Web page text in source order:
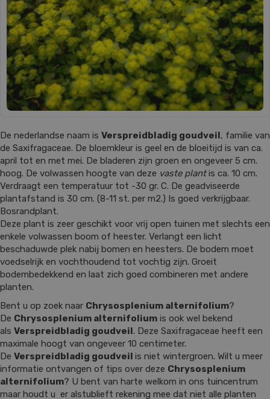
De nederlandse naam is Verspreidbladig goudveil, familie van
de Saxifragaceae. De bloemkleur is geel en de bloeitijd is van ca.
april tot en met mei. De bladeren zijn groen en ongeveer 5 cm.
hoog. De volwassen hoogte van deze vaste plantis ca. 10 cm.
Verdraagt een temperatuur tot -30 gr. C. De geadviseerde
plantafstand is 30 cm. (8-11 st. per m2.) Is goed verkrijgbaar.
Bosrandplant.
Deze plant is zeer geschikt voor vrij open tuinen met slechts een
enkele volwassen boom of heester. Verlangt een licht
beschaduwde plek nabij bomen en heesters. De bodem moet
voedselrijk en vochthoudend tot vochtig zijn. Groeit
bodembedekkend en laat zich goed combineren met andere
planten.
Bent u op zoek naar Chrysosplenium alternifolium?
De Chrysosplenium alternifolium is ook wel bekend
als Verspreidbladig goudveil. Deze Saxifragaceae heeft een
maximale hoogt van ongeveer 10 centimeter.
De Verspreidbladig goudveil is niet wintergroen. Wilt u meer
informatie ontvangen of tips over deze Chrysosplenium
alternifolium? U bent van harte welkom in ons tuincentrum
maar houdt u er alstublieft rekening mee dat niet alle planten